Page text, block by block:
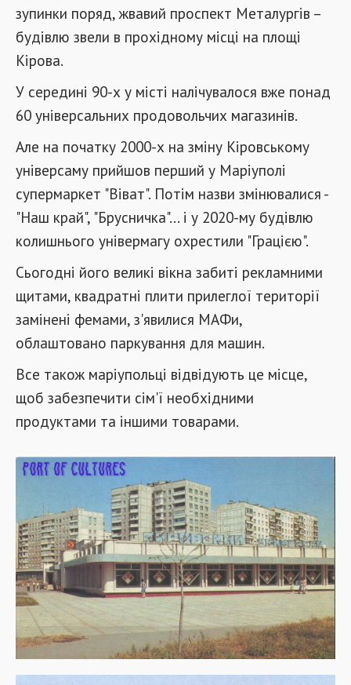
зупинки поряд, жвавий проспект Металургів –
будівлю звели в прохідному місці на площі
Кірова.
У середині 90-х у місті налічувалося вже понад
60 універсальних продовольчих магазинів.
Але на початку 2000-х на зміну Кіровському
універсаму прийшов перший у Маріуполі
супермаркет "Віват". Потім назви змінювалися -
"Наш край", "Брусничка"... і у 2020-му будівлю
колишнього універмагу охрестили "Грацією".
Сьогодні його великі вікна забиті рекламними
щитами, квадратні плити прилеглої території
замінені фемами, з'явилися МАФи,
облаштовано паркування для машин.
Все також маріупольці відвідують це місце,
щоб забезпечити сім'ї необхідними
продуктами та іншими товарами.